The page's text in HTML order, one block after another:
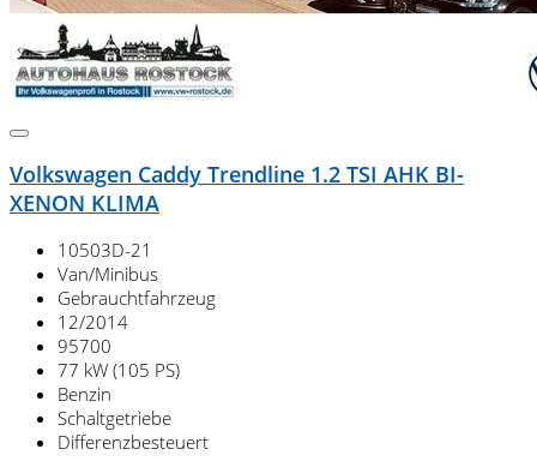
Volkswagen Caddy Trendline 1.2 TSI AHK BI-
XENON KLIMA
10503D-21
Van/Minibus
Gebrauchtfahrzeug
12/2014
95700
77 kW (105 PS)
Benzin
Schaltgetriebe
Differenzbesteuert